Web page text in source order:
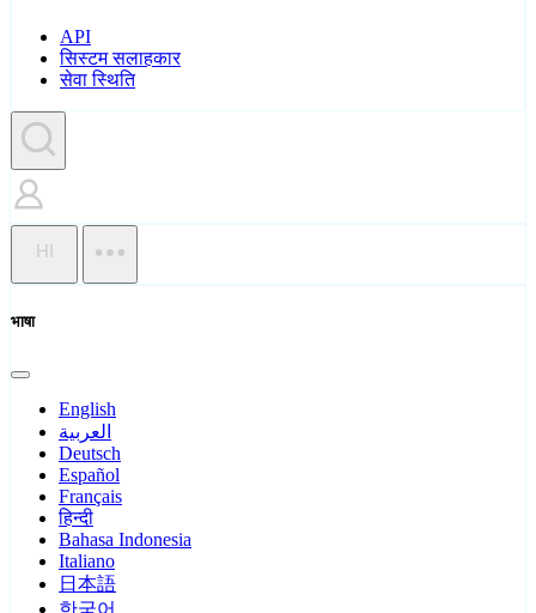
API
सिस्टम सलाहकार
सेवा स्थिति
HI
भाषा
English
العربية
Deutsch
Español
Français
हिन्दी
Bahasa Indonesia
Italiano
日本語